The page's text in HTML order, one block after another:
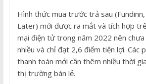
Hình thức mua trước trả sau
Later) mới được ra mắt và tích hợp
mại điện tử trong năm 2022 nên
nhiều và chỉ đạt 2,6 điểm tiện lợi. Các
thanh toán mới cần thêm nhiều thời
thị trường bán lẻ.